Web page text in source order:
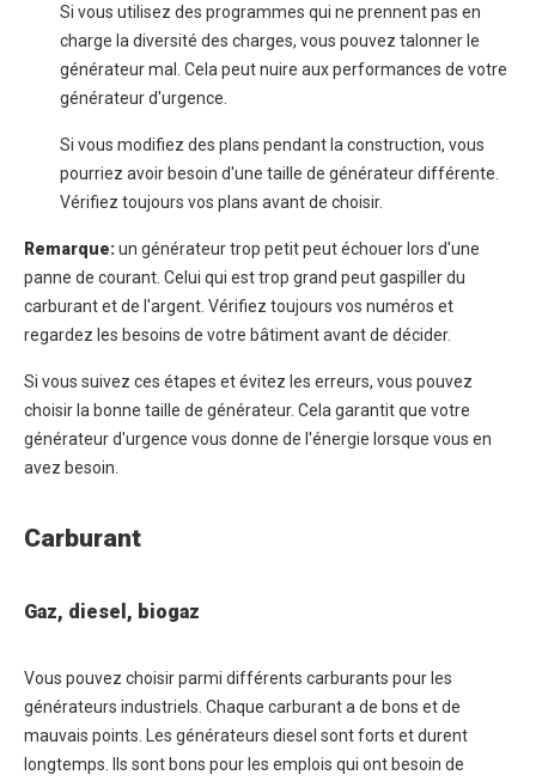
Si vous utilisez des programmes qui ne prennent pas en
charge la diversité des charges, vous pouvez talonner le
générateur mal. Cela peut nuire aux performances de votre
générateur d'urgence.
Si vous modifiez des plans pendant la construction, vous
pourriez avoir besoin d'une taille de générateur différente.
Vérifiez toujours vos plans avant de choisir.
Remarque:un générateur trop petit peut échouer lors d'une
panne de courant. Celui qui est trop grand peut gaspiller du
carburant et de l'argent. Vérifiez toujours vos numéros et
regardez les besoins de votre bâtiment avant de décider.
Si vous suivez ces étapes et évitez les erreurs, vous pouvez
choisir la bonne taille de générateur. Cela garantit que votre
générateur d'urgence vous donne de l'énergie lorsque vous en
avez besoin.
Carburant
Gaz, diesel, biogaz
Vous pouvez choisir parmi différents carburants pour les
générateurs industriels. Chaque carburant a de bons et de
mauvais points. Les générateurs diesel sont forts et durent
longtemps. Ils sont bons pour les emplois qui ont besoin de